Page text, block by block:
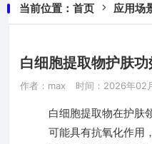
当前位置： 首页 应用场
白细胞提取物护肤功
作者：max 时间：2026年02
白细胞提取物在护肤
可能具有抗氧化作用